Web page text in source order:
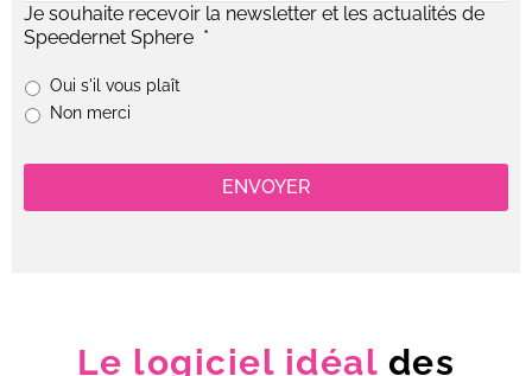
Je souhaite recevoir la newsletter et les actualités de
Speedernet Sphere *
Oui s'il vous plaît
Non merci
Le logiciel idéal des